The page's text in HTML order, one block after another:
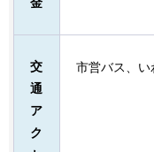
交
通
ア
ク
市営バス、